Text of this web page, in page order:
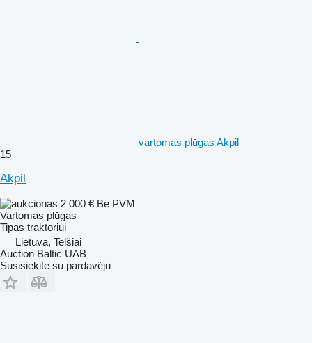
vartomas plūgas Akpil
15
Akpil
2 000 € Be PVM
Vartomas plūgas
Tipas traktoriui
Lietuva, Telšiai
Auction Baltic UAB
Susisiekite su pardavėju